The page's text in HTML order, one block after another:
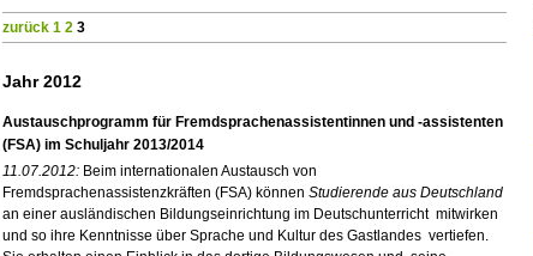
zurück 1 23
Jahr 2012
Austauschprogramm für Fremdsprachenassistentinnen und -assistenten
(FSA) im Schuljahr 2013/2014
11.07.2012: Beim internationalen Austausch von
Fremdsprachenassistenzkräften (FSA) können Studierende aus Deutschland
an einer ausländischen Bildungseinrichtung im Deutschunterricht mitwirken
und so ihre Kenntnisse über Sprache und Kultur des Gastlandes vertiefen.